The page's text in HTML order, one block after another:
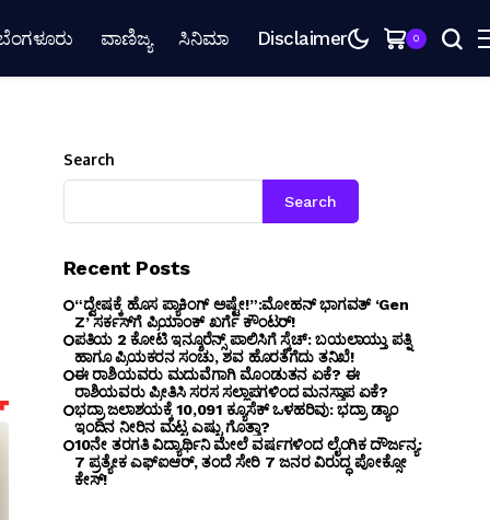
ವಾಣಿಜ್ಯ ಸಿನಿಮಾ Disclaimer 0
Search
Search
Recent Posts
“ದ್ವೇಷಕ್ಕೆ ಹೊಸ ಪ್ಯಾಕಿಂಗ್ ಅಷ್ಟೇ!”:ಮೋಹನ್ ಭಾಗವತ್‌ ‘Gen
Z’ ಸರ್ಕಸ್‌ಗೆ ಪ್ರಿಯಾಂಕ್ ಖರ್ಗೆ ಕೌಂಟರ್!
ಪತಿಯ ₹2 ಕೋಟಿ ಇನ್ಶೂರೆನ್ಸ್ ಪಾಲಿಸಿಗೆ ಸ್ಕೆಚ್: ಬಯಲಾಯ್ತು ಪತ್ನಿ
ಹಾಗೂ ಪ್ರಿಯಕರನ ಸಂಚು, ಶವ ಹೊರತೆಗೆದು ತನಿಖೆ!
ಈ ರಾಶಿಯವರು ಮದುವೆಗಾಗಿ ಮೊಂಡುತನ ಏಕೆ? ಈ
ರಾಶಿಯವರು ಪ್ರೀತಿಸಿ ಸರಸ ಸಲ್ಲಾಪಗಳಿಂದ ಮನಸ್ತಾಪ ಏಕೆ?
ಭದ್ರಾ ಜಲಾಶಯಕ್ಕೆ 10,091 ಕ್ಯೂಸೆಕ್ ಒಳಹರಿವು: ಭದ್ರಾ ಡ್ಯಾಂ
ಇಂದಿನ ನೀರಿನ ಮಟ್ಟ ಎಷ್ಟು ಗೊತ್ತಾ?
10ನೇ ತರಗತಿ ವಿದ್ಯಾರ್ಥಿನಿ ಮೇಲೆ ವರ್ಷಗಳಿಂದ ಲೈಂಗಿಕ ದೌರ್ಜನ್ಯ:
7 ಪ್ರತ್ಯೇಕ ಎಫ್ಐಆರ್, ತಂದೆ ಸೇರಿ 7 ಜನರ ವಿರುದ್ಧ ಪೋಕ್ಸೋ
ಕೇಸ್!